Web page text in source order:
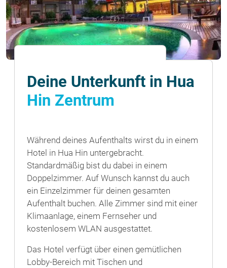
Deine Unterkunft in Hua
Hin Zentrum
Während deines Aufenthalts wirst du in einem
Hotel in Hua Hin untergebracht.
Standardmäßig bist du dabei in einem
Doppelzimmer. Auf Wunsch kannst du auch
ein Einzelzimmer für deinen gesamten
Aufenthalt buchen. Alle Zimmer sind mit einer
Klimaanlage, einem Fernseher und
kostenlosem WLAN ausgestattet.
Das Hotel verfügt über einen gemütlichen
Lobby-Bereich mit Tischen und